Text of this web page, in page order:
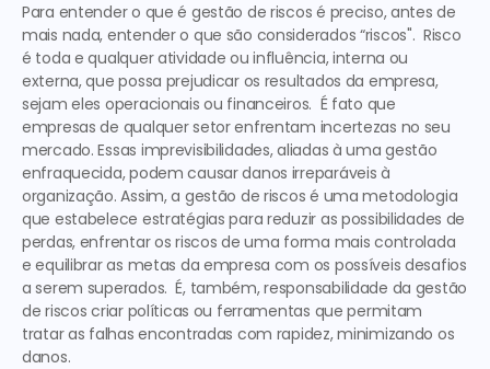
Para entender o que é gestão de riscos é preciso, antes de
mais nada, entender o que são considerados “riscos".  Risco
é toda e qualquer atividade ou influência, interna ou
externa, que possa prejudicar os resultados da empresa,
sejam eles operacionais ou financeiros.  É fato que
empresas de qualquer setor enfrentam incertezas no seu
mercado. Essas imprevisibilidades, aliadas à uma gestão
enfraquecida, podem causar danos irreparáveis à
organização. Assim, a gestão de riscos é uma metodologia
que estabelece estratégias para reduzir as possibilidades de
perdas, enfrentar os riscos de uma forma mais controlada
e equilibrar as metas da empresa com os possíveis desafios
a serem superados.  É, também, responsabilidade da gestão
de riscos criar políticas ou ferramentas que permitam
tratar as falhas encontradas com rapidez, minimizando os
danos.